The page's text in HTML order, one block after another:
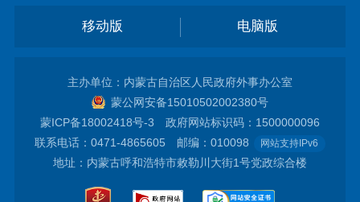
移动版 电脑版
主办单位：内蒙古自治区人民政府外事办公室
蒙公网安备15010502002380号
蒙ICP备18002418号-3 政府网站标识码：1500000096
联系电话：0471-4865605 邮编：010098
网站支持IPv6
地址：内蒙古呼和浩特市敕勒川大街1号党政综合楼